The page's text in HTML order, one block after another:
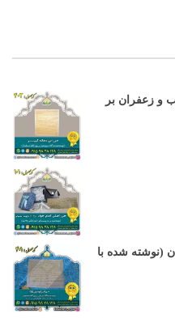
و زعفران بر
(نوشته شده با